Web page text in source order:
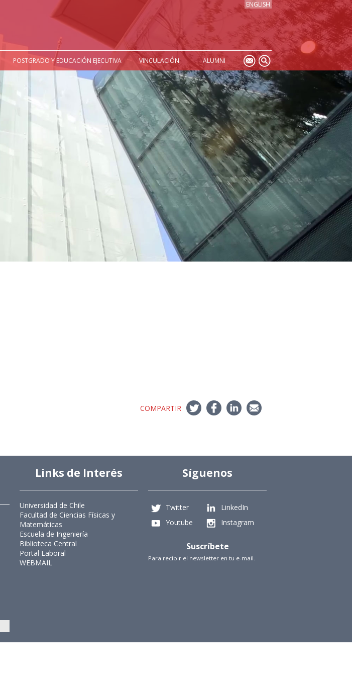
ENGLISH
POSTGRADO Y EDUCACIÓN EJECUTIVA VINCULACIÓN ALUMNI
COMPARTIR
Links de Interés
Universidad de Chile
Facultad de Ciencias Físicas y
Matemáticas
Escuela de Ingeniería
Biblioteca Central
Portal Laboral
WEBMAIL
Síguenos
Twitter
LinkedIn
Youtube
Instagram
Suscríbete
Para recibir el newsletter en tu e-mail.